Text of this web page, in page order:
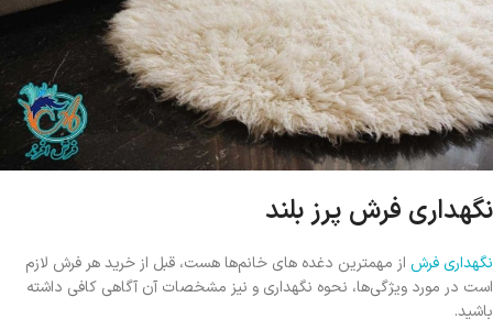
نگهداری فرش پرز بلند
نگهداری فرش از مهمترین دغده های خانم‌ها هست، قبل از خرید هر فرش لازم
است در مورد ویژگی‌ها، نحوه نگهداری و نیز مشخصات آن آگاهی کافی داشته
باشید.